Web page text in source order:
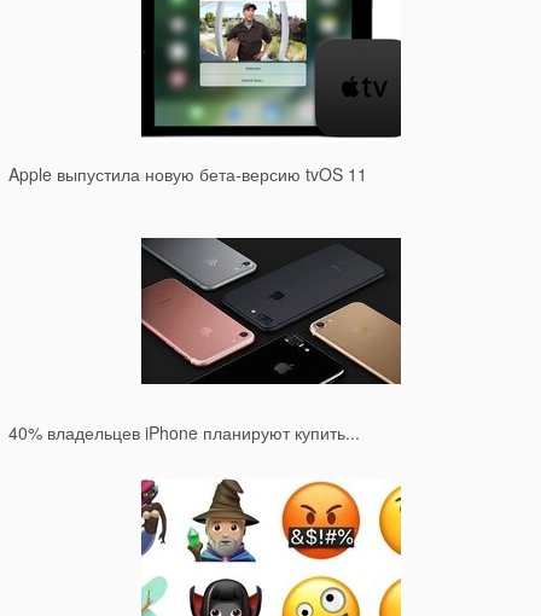
Apple выпустила новую бета-версию tvOS 11
40% владельцев iPhone планируют купить...